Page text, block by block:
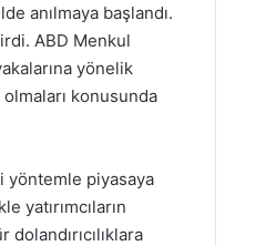
anılmaya başlandı.
ABD Menkul
yönelik
olmaları konusunda
yöntemle piyasaya
yatırımcıların